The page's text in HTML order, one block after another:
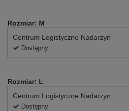
Rozmiar: M
Centrum Logistyczne Nadarzyn
Dostępny
Rozmiar: L
Centrum Logistyczne Nadarzyn
Dostępny